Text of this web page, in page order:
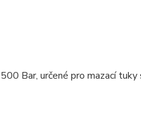
Bar, určené pro mazací